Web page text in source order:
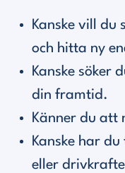
Kanske vill du s
och hitta ny
Kanske söker
din framtid.
Känner du att
Kanske har
eller